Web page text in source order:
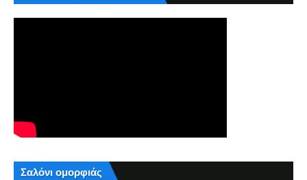
Σαλόνι ομορφιάς